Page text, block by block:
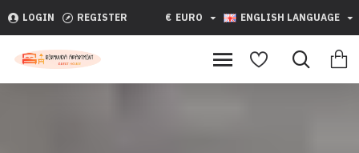
LOGIN REGISTER € EURO ENGLISH LANGUAGE